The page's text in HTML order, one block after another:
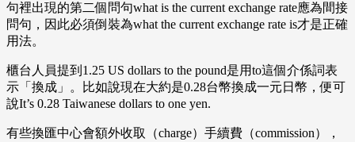
句裡出現的第二個問句what is the current exchange rate應為間接
問句，因此必須倒裝為what the current exchange rate is才是正確
用法。
櫃台人員提到1.25 US dollars to the pound是用to這個介係詞表
示「換成」。比如說現在大約是0.28台幣換成一元日幣，便可
說It’s 0.28 Taiwanese dollars to one yen.
有些換匯中心會額外收取（charge）手續費（commission），